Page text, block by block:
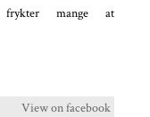
mange at
View on facebook